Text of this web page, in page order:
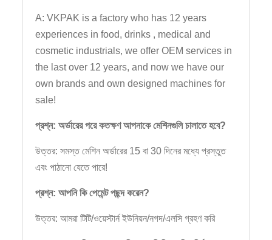
A: VKPAK is a factory who has 12 years
experiences in food, drinks , medical and
cosmetic industrials, we offer OEM services in
the last over 12 years, and now we have our
own brands and own designed machines for
sale!
প্রশ্ন: অর্ডারের পরে কতক্ষণ আপনাকে মেশিনগুলি চালাতে হবে?
উত্তর: সমস্ত মেশিন অর্ডারের 15 বা 30 দিনের মধ্যে প্রস্তুত
এবং পাঠানো যেতে পারে!
প্রশ্ন: আপনি কি পেমেন্ট পছন্দ করেন?
উত্তর: আমরা টিটি/ওয়েস্টার্ন ইউনিয়ন/নগদ/এলসি গ্রহণ করি